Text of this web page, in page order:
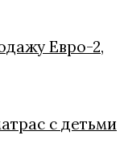
Евро-2,
с детьми